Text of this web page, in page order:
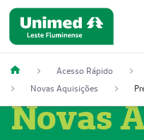
Acesso Rápido
Novas Aquisições
Novas